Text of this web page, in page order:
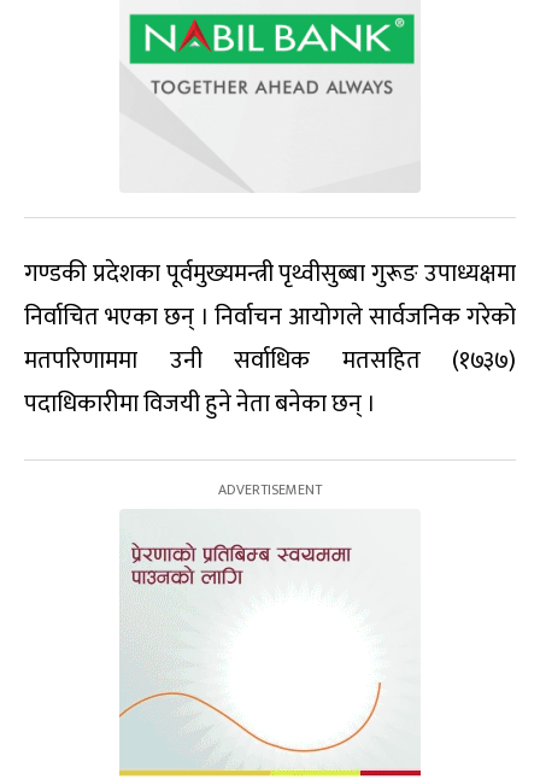
गण्डकी प्रदेशका पूर्वमुख्यमन्त्री पृथ्वीसुब्बा गुरूङ उपाध्यक्षमा
निर्वाचित भएका छन् । निर्वाचन आयोगले सार्वजनिक गरेको
मतपरिणाममा उनी सर्वाधिक मतसहित (१७३७)
पदाधिकारीमा विजयी हुने नेता बनेका छन् ।